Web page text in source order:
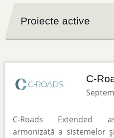
Proiecte active
C-
C-Roads Extended
armonizată a sistemelor